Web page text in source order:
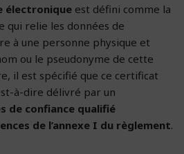
électronique est défini comme la
qui relie les données de
à une personne physique et
ou le pseudonyme de cette
il est spécifié que ce certificat
à-dire délivré par un
de confiance qualifié
de l’annexe I du règlement.